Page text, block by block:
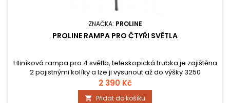
ZNAČKA: PROLINE
PROLINE RAMPA PRO ČTYŘI SVĚTLA
Hliníková rampa pro 4 světla, teleskopická trubka je zajištěna
2 pojistnými kolíky a lze ji vysunout až do výšky 3250
mm. Rampa se vyznačuje stabilní, extra širokou konstrukcí s
velkými upínacími šrouby. Nosnost je 50 kg.
2 390 Kč
 Přidat do košíku